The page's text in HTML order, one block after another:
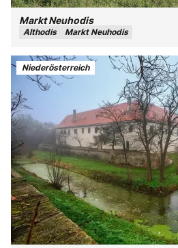
Markt Neuhodis
Althodis Markt Neuhodis
Niederösterreich